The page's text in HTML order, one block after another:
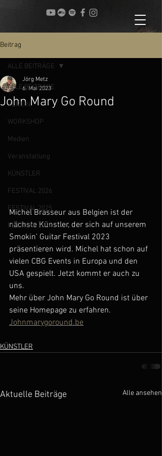
Beitrag
ALLE BEITRÄGE
VEREIN
WORKSHOP
Medien
Veranstaltung
KÜNSTLER
FESTIVAL 2026
FESTIVAL 2025
FESTIVAL 2024
ALLE BEITRÄGE
John Mary Go Round
Jörg Metz
6. Mai 2023
Michel Brasseur aus Belgien ist der
nächste Künstler, der sich auf unserem
Smokin' Guitar Festival 2023
präsentieren wird. Michel hat schon auf
vielen CBG Events in Europa und den
USA gespielt. Jetzt kommt er auch zu
uns.
Mehr über John Mary Go Round ist über
seine Homepage zu erfahren.
Johnmarygoround.be
KÜNSTLER
Aktuelle Beiträge Alle ansehen